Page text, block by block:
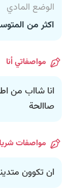
الوضع المادي
اكثر من
مواصفاتي أنا
انا شااب من
صاالحة
مواصفات
ان تكوون